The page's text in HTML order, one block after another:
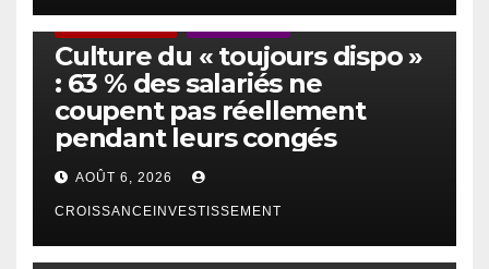
Culture du « toujours dispo »
: 63 % des salariés ne
coupent pas réellement
pendant leurs congés
AOÛT 6, 2026
CROISSANCEINVESTISSEMENT